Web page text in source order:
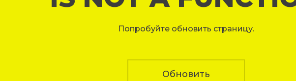
Попробуйте обновить страницу.
Обновить